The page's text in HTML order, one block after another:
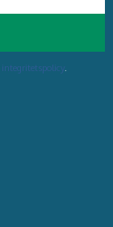
integritetspolicy